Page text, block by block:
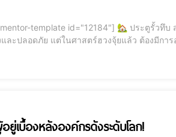
ะปลอดภัย แต่ในศาสตร์ฮวงจุ้ยแล้ว ต้องมีกา
เบื้องหลังองค์กรดังระดับโลก!